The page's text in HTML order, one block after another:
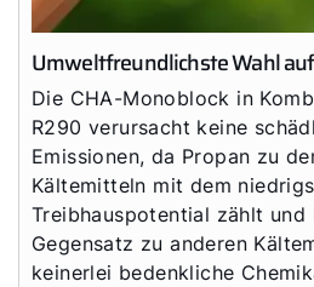
Umweltfreundlichste Wahl
Die CHA-Monoblock in
R290 verursacht keine
Emissionen, da Propan zu
Kältemitteln mit dem
Treibhauspotential zählt und
Gegensatz zu anderen
keinerlei bedenkliche